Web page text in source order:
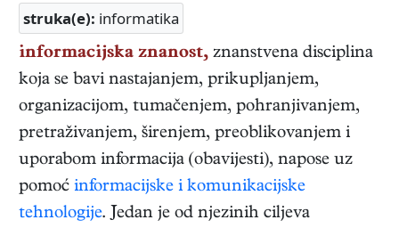
struka(e): informatika
informacijska znanost, znanstvena disciplina
koja se bavi nastajanjem, prikupljanjem,
organizacijom, tumačenjem, pohranjivanjem,
pretraživanjem, širenjem, preoblikovanjem i
uporabom informacija (obavijesti), napose uz
pomoć informacijske i komunikacijske
tehnologije. Jedan je od njezinih ciljeva